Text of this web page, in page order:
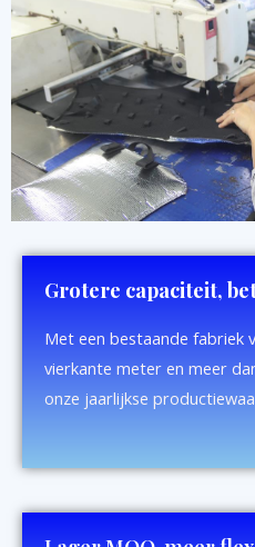
Grotere capaciteit,
Met een bestaande fabriek
vierkante meter en meer
onze jaarlijkse